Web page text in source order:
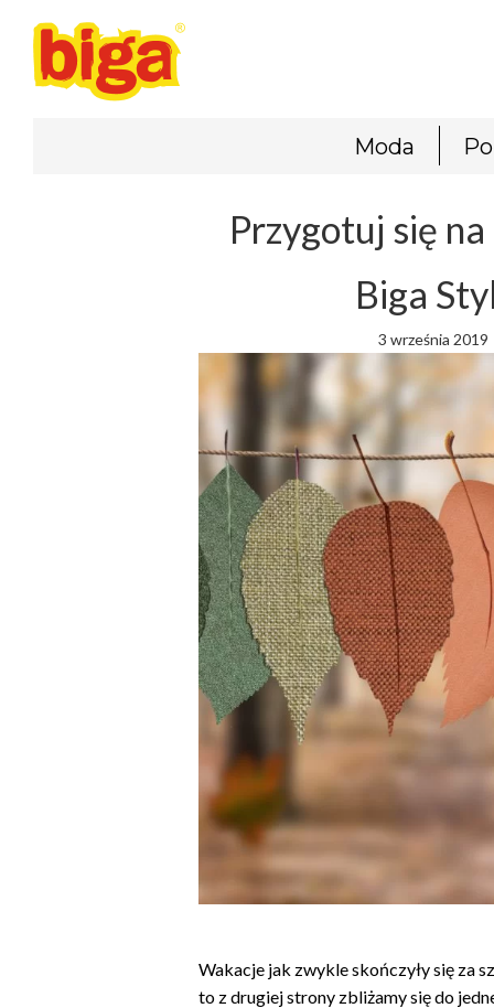
Moda
Przygotuj się na
Biga
3 września 2019
Wakacje jak zwykle skończyły się za
to z drugiej strony zbliżamy się do